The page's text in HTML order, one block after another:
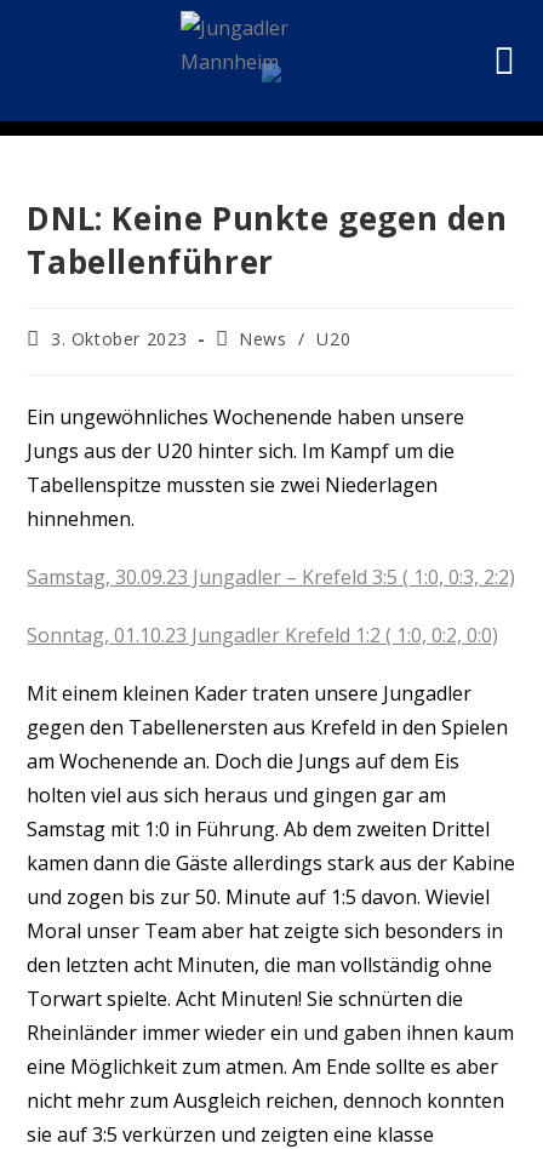
DNL: Keine Punkte gegen den
Tabellenführer
3. Oktober 2023 News / U20
Ein ungewöhnliches Wochenende haben unsere
Jungs aus der U20 hinter sich. Im Kampf um die
Tabellenspitze mussten sie zwei Niederlagen
hinnehmen.
Samstag, 30.09.23 Jungadler – Krefeld 3:5 ( 1:0, 0:3, 2:2)
Sonntag, 01.10.23 Jungadler Krefeld 1:2 ( 1:0, 0:2, 0:0)
Mit einem kleinen Kader traten unsere Jungadler
gegen den Tabellenersten aus Krefeld in den Spielen
am Wochenende an. Doch die Jungs auf dem Eis
holten viel aus sich heraus und gingen gar am
Samstag mit 1:0 in Führung. Ab dem zweiten Drittel
kamen dann die Gäste allerdings stark aus der Kabine
und zogen bis zur 50. Minute auf 1:5 davon. Wieviel
Moral unser Team aber hat zeigte sich besonders in
den letzten acht Minuten, die man vollständig ohne
Torwart spielte. Acht Minuten! Sie schnürten die
Rheinländer immer wieder ein und gaben ihnen kaum
eine Möglichkeit zum atmen. Am Ende sollte es aber
nicht mehr zum Ausgleich reichen, dennoch konnten
sie auf 3:5 verkürzen und zeigten eine klasse